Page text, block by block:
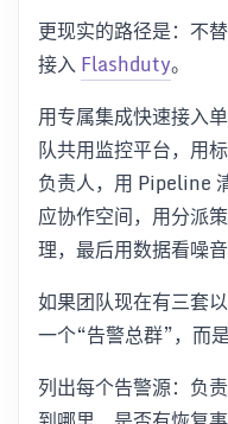
更现实的路径是：不
接入Flashduty。
用专属集成快速接入
队共用监控平台，用
负责人，用 Pipeline
应协作空间，用分派
理，最后用数据看噪
如果团队现在有三套
一个“告警总群”，而
列出每个告警源：负